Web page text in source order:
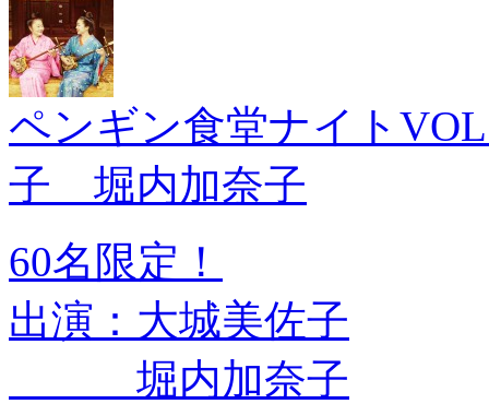
ペンギン食堂ナイト
子 堀内加奈子
60名限定！
出演：大城美佐子
堀内加奈子